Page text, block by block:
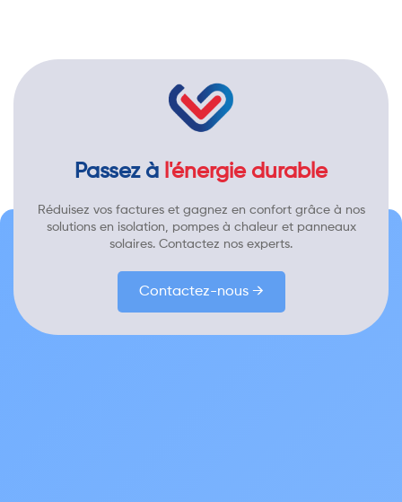
Passez à l'énergie durable
Réduisez vos factures et gagnez en confort grâce à nos
solutions en isolation, pompes à chaleur et panneaux
solaires. Contactez nos experts.
Contactez-nous →